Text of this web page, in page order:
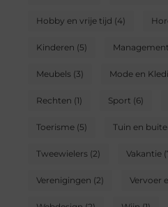
Hobby en vrije tijd (4)
Kinderen (5) Management
Meubels(3) Mode en
Rechten (1) Sport (6)
Toerisme(5) Tuin en
Tweewielers(2) Vakantie
Verenigingen (2) Vervoer